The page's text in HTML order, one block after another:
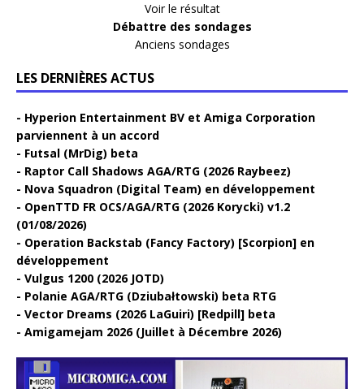
Voir le résultat
Débattre des sondages
Anciens sondages
LES DERNIÈRES ACTUS
Hyperion Entertainment BV et Amiga Corporation
parviennent à un accord
Futsal (MrDig) beta
Raptor Call Shadows AGA/RTG (2026 Raybeez)
Nova Squadron (Digital Team) en développement
OpenTTD FR OCS/AGA/RTG (2026 Korycki) v1.2
(01/08/2026)
Operation Backstab (Fancy Factory) [Scorpion] en
développement
Vulgus 1200 (2026 JOTD)
Polanie AGA/RTG (Dziubałtowski) beta RTG
Vector Dreams (2026 LaGuiri) [Redpill] beta
Amigamejam 2026 (Juillet à Décembre 2026)